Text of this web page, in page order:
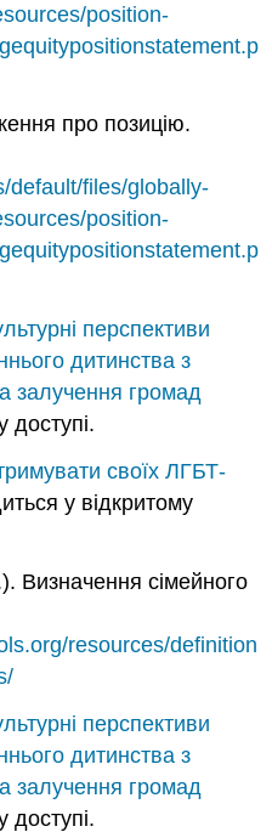
position-
про позицію.
default/files/globally-
position-
перспективи
дитинства з
залучення громад
доступі.
своїх ЛГБТ-
у відкритому
Визначення сімейного
resources/definition
перспективи
дитинства з
залучення громад
доступі.